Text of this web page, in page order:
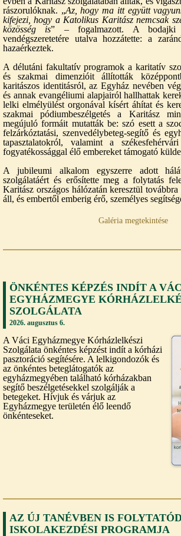
rászorulóknak. „Az, hogy ma itt együtt
kifejezi, hogy a Katolikus Karitász nemcsak
közösség is” – fogalmazott. A bodajki
vendégszeretetére utalva hozzátette: a
hazaérkeztek.
A délutáni fakultatív programok a karitatív
és szakmai dimenzióit állították
karitászos identitásról, az Egyház nevében
és annak evangéliumi alapjairól hallhattak
lelki elmélyülést orgonával kísért áhítat és
szakmai pódiumbeszélgetés a Karitász
megújuló formáit mutatták be: szó esett a
felzárkóztatási, szenvedélybeteg-segítő és
tapasztalatokról, valamint a
fogyatékossággal élő embereket támogató
A jubileumi alkalom egyszerre adott
szolgálatáért és erősítette meg a folytatás
Karitász országos hálózatán keresztül
áll, és embertől emberig érő, személyes
Galéria megtekintése
ÖNKÉNTES KÉPZÉS INDÍT A
EGYHÁZMEGYE
SZOLGÁLATA
2026. augusztus 6.
A Váci Egyházmegye Kórházlelkészi
Szolgálata önkéntes képzést indít a kórházi
pasztoráció segítésére. A lelkigondozók és
az önkéntes beteglátogatók az
egyházmegyében található kórházakban
segítő beszélgetésekkel szolgálják a
betegeket. Hívjuk és várjuk az
Egyházmegye területén élő leendő
önkénteseket.
AZ ÚJ TANÉVBEN IS
ISKOLAKEZDÉSI PROGRAMJA